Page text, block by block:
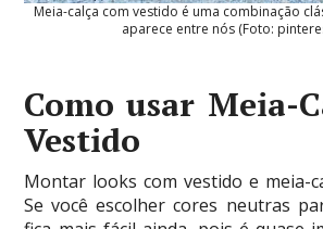
Meia-calça com vestido é uma combinação
aparece entre nós (Foto:
Como usar Meia-
Vestido
Montar looks com vestido e meia-
Se você escolher cores neutras